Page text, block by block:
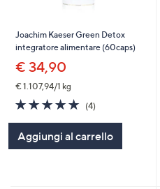
Joachim Kaeser Green Detox
integratore alimentare (60caps)
€ 34,90
€ 1.107,94/1 kg
4.8
of
Stars
(4)4
Aggiungi al carrello